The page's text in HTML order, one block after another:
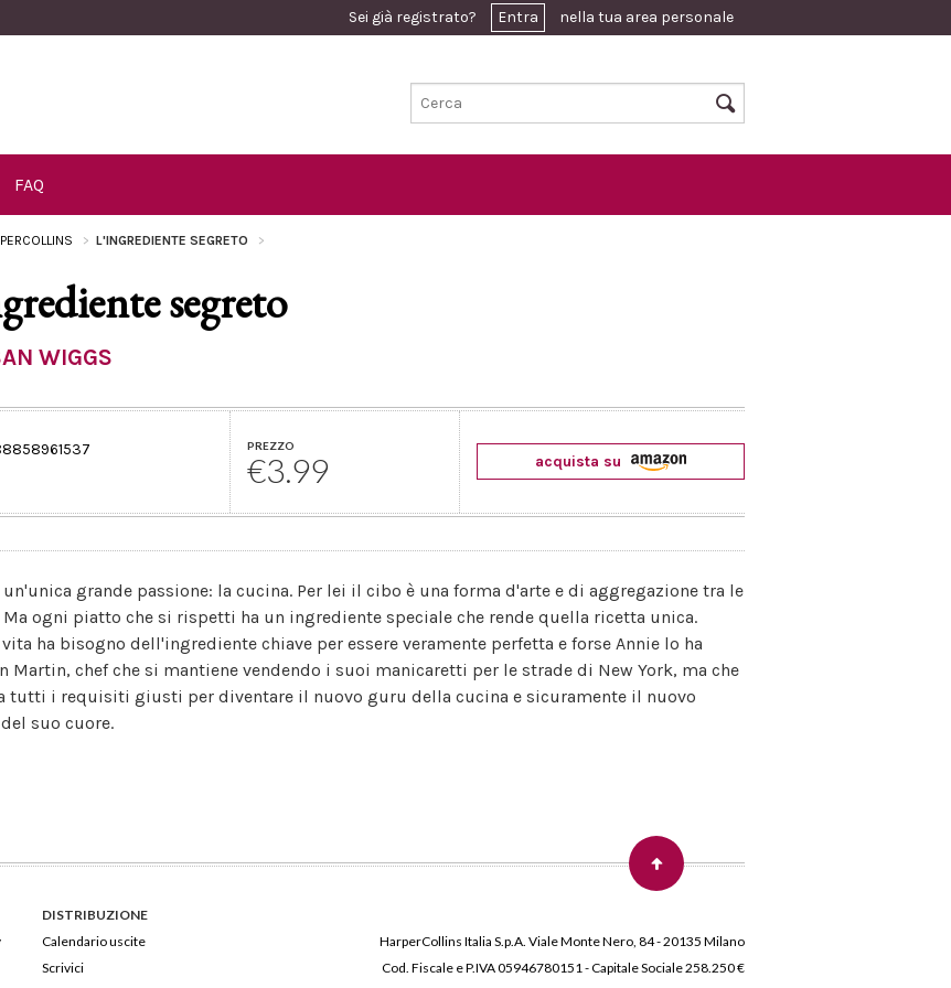
Sei già registrato? Entra nella tua area personale
FAQ
L'INGREDIENTE SEGRETO
segreto
WIGGS
PREZZO
€3.99 acquista su
un'unica grande passione: la cucina. Per lei il cibo è una forma d'arte e di aggregazione tra le
Ma ogni piatto che si rispetti ha un ingrediente speciale che rende quella ricetta unica.
vita ha bisogno dell'ingrediente chiave per essere veramente perfetta e forse Annie lo ha
Martin, chef che si mantiene vendendo i suoi manicaretti per le strade di New York, ma che
tutti i requisiti giusti per diventare il nuovo guru della cucina e sicuramente il nuovo
suo cuore.
DISTRIBUZIONE
Calendario uscite
Scrivici
HarperCollins Italia S.p.A. Viale Monte Nero, 84 - 20135 Milano
Cod. Fiscale e P.IVA 05946780151 - Capitale Sociale 258.250 €